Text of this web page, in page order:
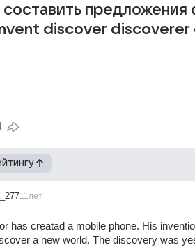
discover
11лет
has creatad a mobile phone. His
a new world. The discovery was